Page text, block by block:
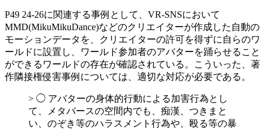
P49 24-26に関連する事例として、VR-SNSにおいて
MMD(MikuMikuDance)などのクリエイターが作成した自動の
モーションデータを、クリエイターの許可を得ずに自らのワ
ールドに設置し、ワールド参加者のアバターを踊らせること
ができるワールドの存在が確認されている。こういった、著
作隣接権侵害事例については、適切な対応が必要である。
> ◯ アバターの身体的行動による加害行為とし
て、メタバースの空間内でも、痴漢、つきまと
い、のぞき等のハラスメント行為や、殴る等の暴